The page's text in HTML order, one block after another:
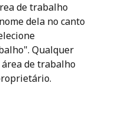
de trabalho
dela no canto
Qualquer
de trabalho